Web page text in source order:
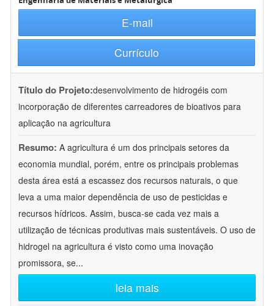
E-mail
Currículo
Título do Projeto:desenvolvimento de hidrogéis com
incorporação de diferentes carreadores de bioativos para
aplicação na agricultura
Resumo: A agricultura é um dos principais setores da
economia mundial, porém, entre os principais problemas
desta área está a escassez dos recursos naturais, o que
leva a uma maior dependência de uso de pesticidas e
recursos hídricos. Assim, busca-se cada vez mais a
utilização de técnicas produtivas mais sustentáveis. O uso de
hidrogel na agricultura é visto como uma inovação
promissora, se...
leia mais